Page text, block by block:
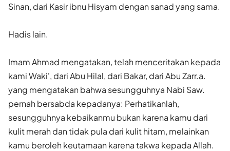
Sinan, dari Kasir ibnu Hisyam dengan sanad yang sama.
Hadis lain.
Imam Ahmad mengatakan, telah menceritakan kepada
kami Waki', dari Abu Hilal, dari Bakar, dari Abu Zarr.a.
yang mengatakan bahwa sesungguhnya Nabi Saw.
pernah bersabda kepadanya: Perhatikanlah,
sesungguhnya kebaikanmu bukan karena kamu dari
kulit merah dan tidak pula dari kulit hitam, melainkan
kamu beroleh keutamaan karena takwa kepada Allah.